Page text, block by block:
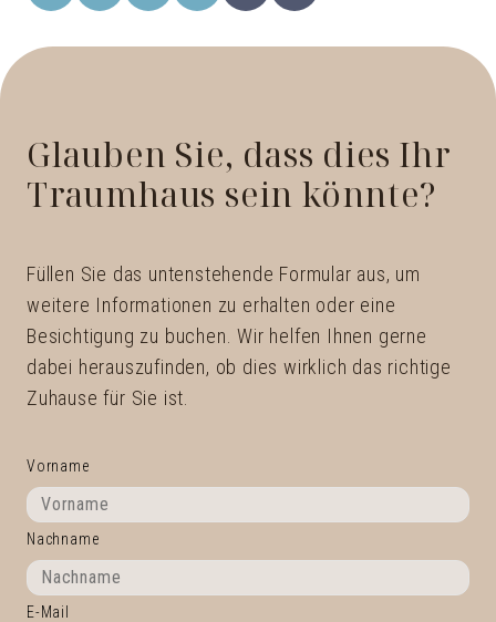
Glauben Sie, dass dies Ihr
Traumhaus sein könnte?
Füllen Sie das untenstehende Formular aus, um
weitere Informationen zu erhalten oder eine
Besichtigung zu buchen. Wir helfen Ihnen gerne
dabei herauszufinden, ob dies wirklich das richtige
Zuhause für Sie ist.
Vorname
Nachname
E-Mail